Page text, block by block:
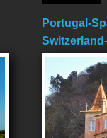
Portugal-